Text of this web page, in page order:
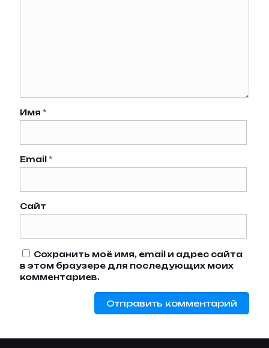
Имя *
Email *
Сайт
Сохранить моё имя, email и адрес сайта
в этом браузере для последующих моих
комментариев.